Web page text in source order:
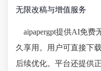
无限改稿与增值服务
aipapergpt提供AI免费
久享用。用户可直接下
后续优化。平台还提供